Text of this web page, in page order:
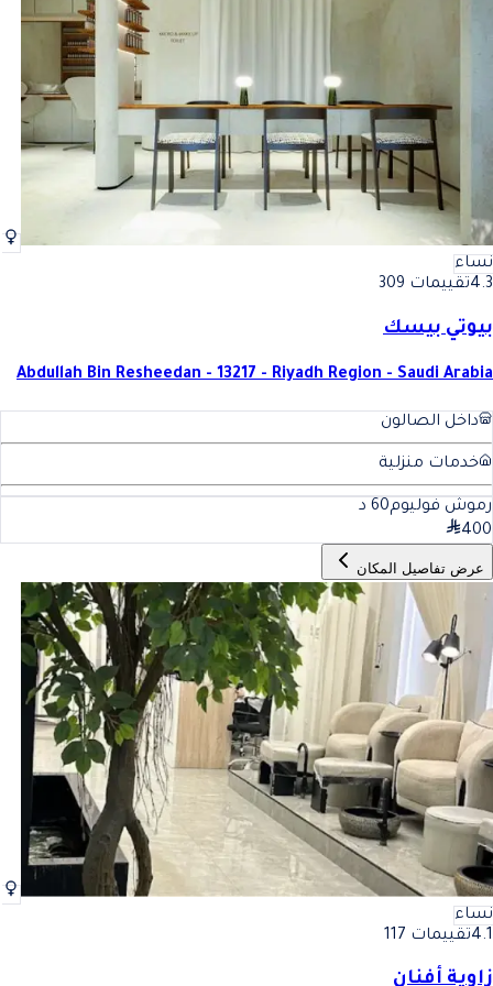
أفضل رموش فوليوم في الرياض
نساء
4.3تقييمات 309
بيوتي بيسك
Abdullah Bin Resheedan - 13217 - Riyadh Region - Saudi Arabia
داخل الصالون
خدمات منزلية
رموش فوليوم60 د
400
عرض تفاصيل المكان
نساء
4.1تقييمات 117
زاوية أفنان